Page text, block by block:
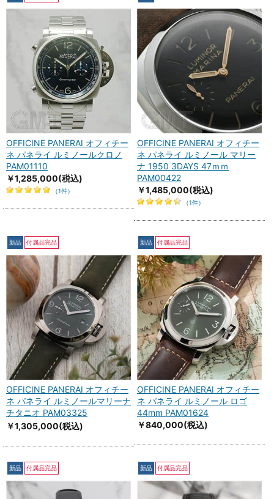
OFFICINE PANERAI オフィチー
ネ パネライ ルミノールクロノ
PAM01110
￥1,285,000(税込)
（1件）
OFFICINE PANERAI オフィチー
ネ パネライ ルミノール マリー
ナ 1950 3DAYS 47ｍｍ
PAM00422
￥1,485,000(税込)
（1件）
新品 付属品完品
OFFICINE PANERAI オフィチー
ネ パネライ ルミノールマリーナ
チタニオ PAM03325
￥1,305,000(税込)
新品 付属品完品
OFFICINE PANERAI オフィチー
ネ パネライ ルミノール ロゴ
44mm PAM01624
￥840,000(税込)
新品 付属品完品 新品 付属品完品